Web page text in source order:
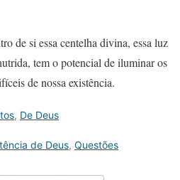
de si essa centelha divina, essa luz
tem o potencial de iluminar os
de nossa existência.
, De Deus
de Deus, Questões